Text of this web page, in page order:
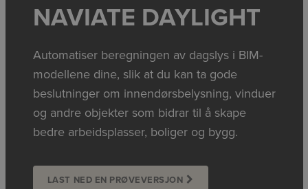
NAVIATE DAYLIGHT
Automatiser beregningen av dagslys i BIM-
modellene dine, slik at du kan ta gode
beslutninger om innendørsbelysning, vinduer
og andre objekter som bidrar til å skape
bedre arbeidsplasser, boliger og bygg.
LAST NED EN PRØVEVERSJON